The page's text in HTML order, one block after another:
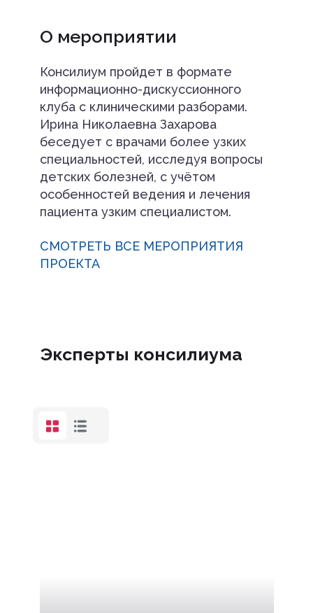
О мероприятии
Консилиум пройдет в формате
информационно-дискуссионного
клуба с клиническими разборами.
Ирина Николаевна Захарова
беседует с врачами более узких
специальностей, исследуя вопросы
детских болезней, с учётом
особенностей ведения и лечения
пациента узким специалистом.
СМОТРЕТЬ ВСЕ МЕРОПРИЯТИЯ
ПРОЕКТА
Эксперты консилиума